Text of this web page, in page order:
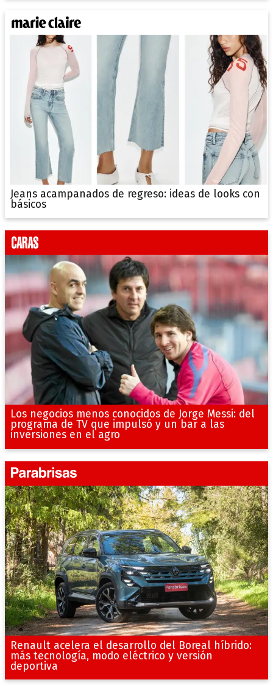
Jeans acampanados de regreso: ideas de looks con
básicos
Los negocios menos conocidos de Jorge Messi: del
programa de TV que impulsó y un bar a las
inversiones en el agro
Renault acelera el desarrollo del Boreal híbrido:
más tecnología, modo eléctrico y versión
deportiva